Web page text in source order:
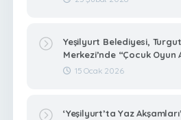
Yeşilyurt Belediyesi, Turgut
Merkezi’nde “Çocuk Oyun
15 Ocak 2026
‘Yeşilyurt’ta Yaz